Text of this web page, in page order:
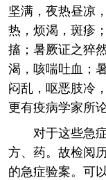
坚满，夜热昼凉
热，烦渴，斑疹
搐；暑厥证之猝
渴，咳喘吐血；
闷乱，呕恶肢冷
更有疫病学家所
对于这些急
方、药。故检阅
的急症验案。可